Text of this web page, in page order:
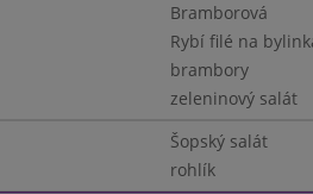
Bramborová
Rybí filé na
brambory
zeleninový salát
Šopský salát
rohlík